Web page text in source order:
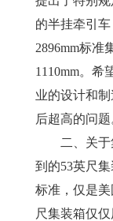
的半挂牵引
2896mm标准
1110mm。希
业的设计和
后超高的问题
二、关于集
到的53英尺
标准，仅是
尺集装箱仅